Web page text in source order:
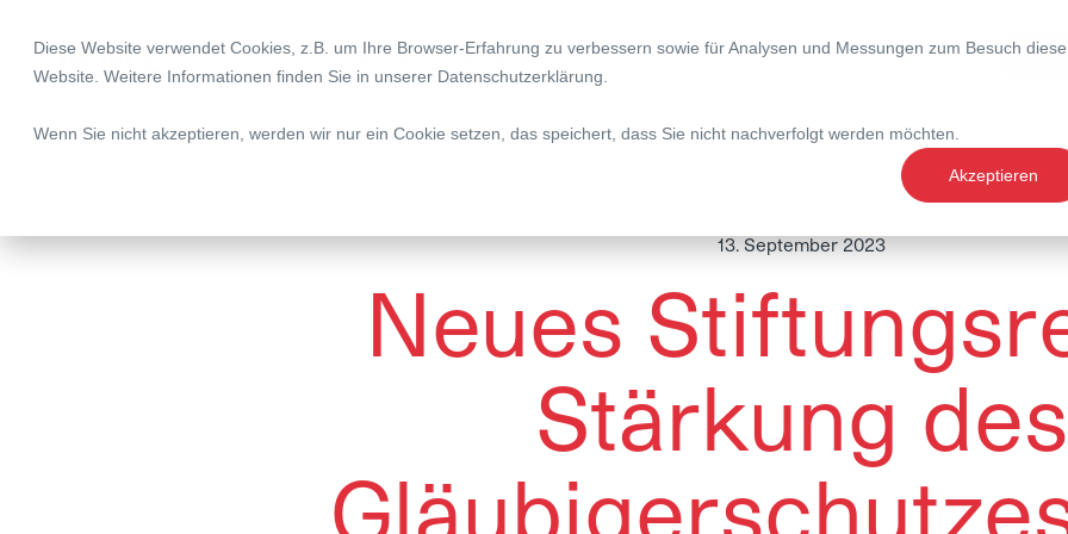
Diese Website verwendet Cookies, z.B. um Ihre Browser-Erfahrung zu verbessern sowie für Analysen und Messungen zum Besuch
Website. Weitere Informationen finden Sie in unserer Datenschutzerklärung
Wenn Sie nicht akzeptieren, werden wir nur ein Cookie setzen, das speichert, dass Sie nicht nachverfolgt werden möchten.
Akzeptieren
Legal | Tax | Compliance Expertise
13. September 2023
Neues
Stärkung des